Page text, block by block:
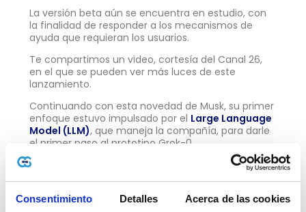
Consentimiento Detalles Acerca de las cookies
La versión beta aún se encuentra en estudio, con
la finalidad de responder a los mecanismos de
ayuda que requieran los usuarios.
Te compartimos un video, cortesía del Canal 26,
en el que se pueden ver más luces de este
lanzamiento.
Continuando con esta novedad de Musk, su primer
enfoque estuvo impulsado por el Large Language
Model (LLM), que maneja la compañía, para darle
el primer paso al prototipo Grok-0.
Para los últimos ensayos la herramienta obtuvo
«63%, en la tarea de codificación HumanEval y un